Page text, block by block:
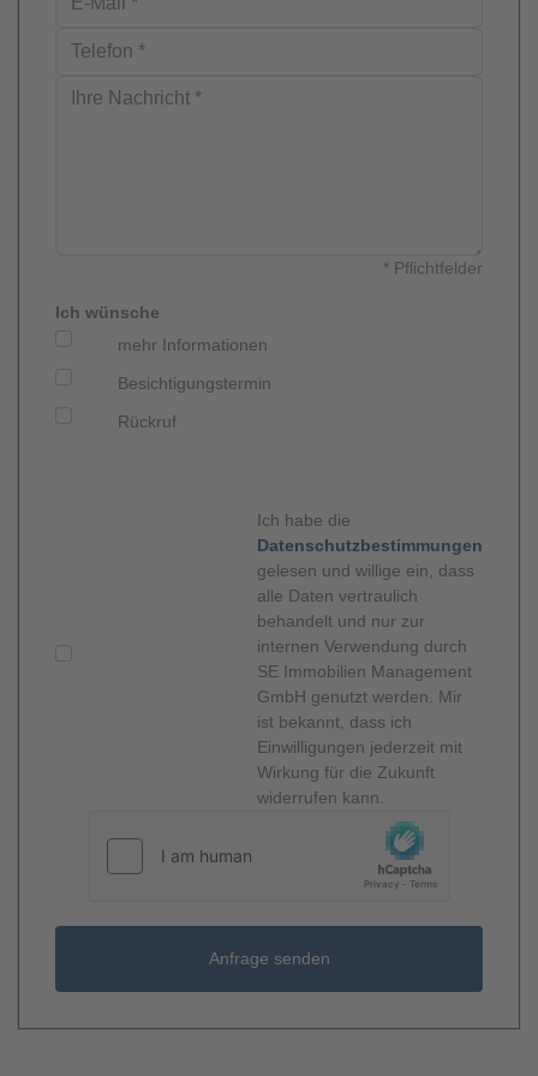
Zentralheizung, mit flüssigen Brennstoffen (Öl); Stahlradiatoren,
* Pflichtfelder
Ich wünsche
mehr Informationen
Besichtigungstermin
Rückruf
Ich habe die
Datenschutzbestimmungen
gelesen und willige ein, dass
alle Daten vertraulich
behandelt und nur zur
internen Verwendung durch
SE Immobilien Management
GmbH genutzt werden. Mir
ist bekannt, dass ich
Einwilligungen jederzeit mit
Wirkung für die Zukunft
widerrufen kann.
Anfrage senden